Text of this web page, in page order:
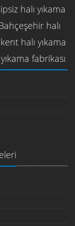
halı yıkama
halı
halı yıkama
fabrikası